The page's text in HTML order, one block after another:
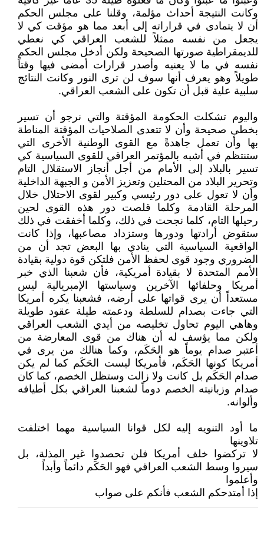
وكانت النتيجة أحداث مؤلمة، وقلنا على مجلس الحكم
أن لا يتمادى في قراراته إلى أبعد مما هو مؤقت كي لا
يجعل من نفسه ممثلاً للشعب العراقي كي نعطي
للديمقراطية صورتها الصحيحة ولكن أدخل مجلس الحكم
نفسه في ما لا يعنيه وأصدر قرارات أمضى فيها وقتاً
طويلاً وهو يعرف أنها سوف لن ترى النور وكانت النتائج
سلبية علية قبل أن تكون على الشعب العراقي.
واليوم تشكلت الحكومة المؤقتة والتي نرجو أن تسير
بخطى صحيحة وأن لا تتعدى الصلاحيات المؤقتة المناطة
بها وأن تعمل جاهدةً مع القوى الوطنية الأخرى التي
ستنتظم في أشبه بالمؤتمر العراقي للقوى السياسية كي
تسير بالبلاد إلى الأمام من أجل أنجاز الاستقلال التام
وتحرير البلاد من المحتلين وتعزيز الأمن و الجبهة الداخلية
وأن لا تعول على دور رئيسي وكبير لقوى الاحتلال خلال
المرحلة القادمة وكلما قلصت دور هذه القوى لحين
رحيلها التام، كلما نجحت في ذلك، وكلما أخفقت في ذلك
ستقوض أرادتها ودورها وستزداد مصاعبها، وإذا كانت
الواقعية السياسية التي ينادي بها البعض تجد أن من
الضروري وجود قوى لحفظ الأمن فلتكن قوة دولية بقيادة
الأمم المتحدة لا بقيادة أمريكية، فأن شعبنا الذي خبر
أمريكا وحلفائها الآخرين وسياستها الإمبريالية ليس
مستعداً أن يرى قواتها على أرضه، فشعبنا يكره أمريكا
التي جاءت بصدام للسلطة ودعمته طيلة عقود طويلة
وهاهي اليوم تحاول تخليصه من أيدي الشعب العراقي
ولكن مما يؤسف له أن هناك من قوى المعارضة من
أعتبر صدام يوماً هو الحَكَم، وكما هنالك من يرى في
أمريكا كونها الحَكَم، فأمريكا ليست الحَكَم كما لم يكن
صدام الحَكَم بل كانت ولا زالت وستظل الخصم، كما كان
صدام وزبانيته الخصم دوماً لشعبنا العراقي بكل أطيافه
وألوانه.
ما أود التنويه إليه لكل قوانا السياسية مهما اختلفت
تلاوينها
لا تركضوا خلف أمريكا فلن تحصدوا غير المذلة، بل
سيروا وسط الشعب العراقي فهو الحَكَم دائماً وأبداً
وأعلموا
إذا أمتدحكم الشعب فأنكم على صواب